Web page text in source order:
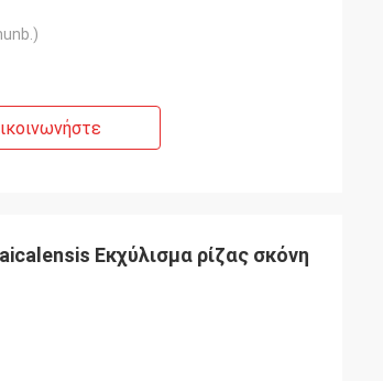
Εκχύλισμα ρίζας σκόνη